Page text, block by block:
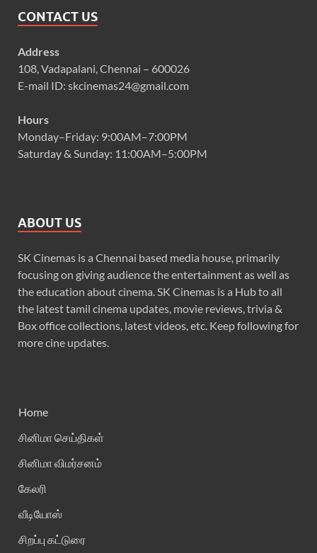
CONTACT US
Address
108, Vadapalani, Chennai – 600026
E-mail ID: skcinemas24@gmail.com
Hours
Monday–Friday: 9:00AM–7:00PM
Saturday & Sunday: 11:00AM–5:00PM
ABOUT US
SK Cinemas is a Chennai based media house, primarily
focusing on giving audience the entertainment as well as
the education about cinema. SK Cinemas is a Hub to all
the latest tamil cinema updates, movie reviews, trivia &
Box office collections, latest videos, etc. Keep following for
more cine updates.
Home
சினிமா செய்திகள்
சினிமா விமர்சனம்
கேலரி
வீடியோஸ்
சிறப்பு கட்டுரை